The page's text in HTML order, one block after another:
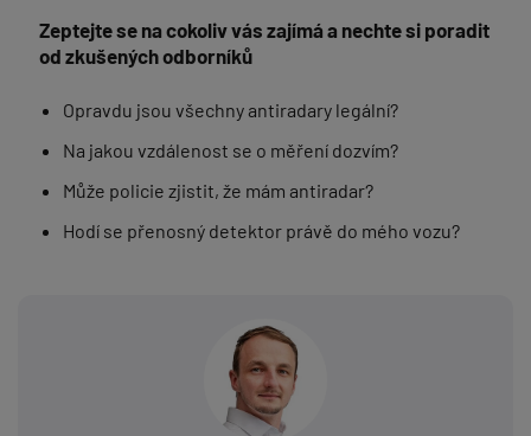
Zeptejte se na cokoliv vás zajímá a nechte si poradit
od zkušených odborníků
Opravdu jsou všechny antiradary legální?
Na jakou vzdálenost se o měření dozvím?
Může policie zjistit, že mám antiradar?
Hodí se přenosný detektor právě do mého vozu?